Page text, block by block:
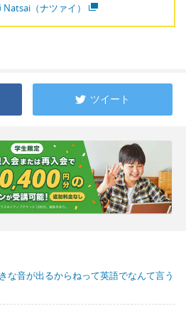
（ナツァイ）
ツイート
な音が出るからねって英語でなんて言う